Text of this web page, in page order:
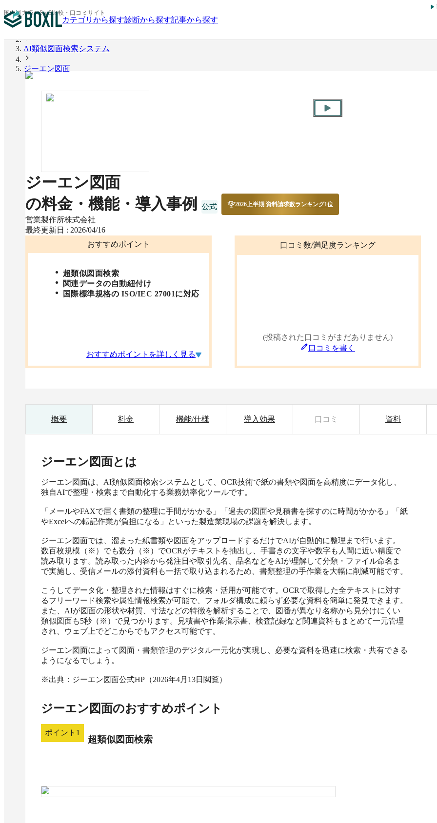
国内最大級のSaaS比較・口コミサイト
カテゴリから探す診断から探す記事から探す
BOXIL
AI類似図面検索システム
ジーエン図面
ジーエン図面
の料金・機能・導入事例
2026上半期 資料請求数ランキング1位
営業製作所株式会社
最終更新日 : 2026/04/16
おすすめポイント
超類似図面検索
関連データの自動紐付け
国際標準規格の ISO/IEC 27001に対応
おすすめポイントを詳しく見る
口コミ数/満足度ランキング
(投稿された口コミがまだありません)
口コミを書く
概要 料金 機能/仕様 導入効果 口コミ 資料
ジーエン図面とは
ジーエン図面は、AI類似図面検索システムとして、OCR技術で紙の書類や図面を高精度にデータ化し、
独自AIで整理・検索まで自動化する業務効率化ツールです。
「メールやFAXで届く書類の整理に手間がかかる」「過去の図面や見積書を探すのに時間がかかる」「紙
やExcelへの転記作業が負担になる」といった製造業現場の課題を解決します。
ジーエン図面では、溜まった紙書類や図面をアップロードするだけでAIが自動的に整理まで行います。
数百枚規模（※）でも数分（※）でOCRがテキストを抽出し、手書きの文字や数字も人間に近い精度で
読み取ります。読み取った内容から発注日や取引先名、品名などをAIが理解して分類・ファイル命名ま
で実施し、受信メールの添付資料も一括で取り込まれるため、書類整理の手作業を大幅に削減可能です。
こうしてデータ化・整理された情報はすぐに検索・活用が可能です。OCRで取得した全テキストに対す
るフリーワード検索や属性情報検索が可能で、フォルダ構成に頼らず必要な資料を簡単に発見できます。
また、AIが図面の形状や材質、寸法などの特徴を解析することで、図番が異なり名称から見分けにくい
類似図面も5秒（※）で見つかります。見積書や作業指示書、検査記録など関連資料もまとめて一元管理
され、ウェブ上でどこからでもアクセス可能です。
ジーエン図面によって図面・書類管理のデジタル一元化が実現し、必要な資料を迅速に検索・共有できる
ようになるでしょう。
※出典：ジーエン図面公式HP（2026年4月13日閲覧）
ジーエン図面のおすすめポイント
ポイント 1
超類似図面検索